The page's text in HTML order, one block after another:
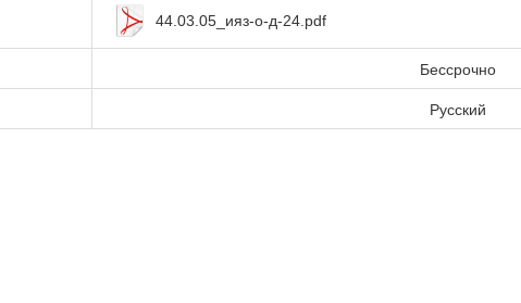
44.03.05_ияз-о-д-24.pdf
Бессрочно
Русский